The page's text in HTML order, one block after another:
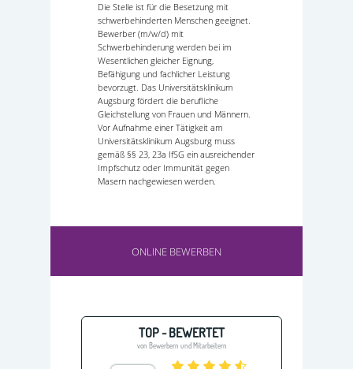
Die Stelle ist für die Besetzung mit
schwerbehinderten Menschen geeignet.
Bewerber (m/w/d) mit
Schwerbehinderung werden bei im
Wesentlichen gleicher Eignung,
Befähigung und fachlicher Leistung
bevorzugt. Das Universitätsklinikum
Augsburg fördert die berufliche
Gleichstellung von Frauen und Männern.
Vor Aufnahme einer Tätigkeit am
Universitätsklinikum Augsburg muss
gemäß §§ 23, 23a IfSG ein ausreichender
Impfschutz oder Immunität gegen
Masern nachgewiesen werden.
ONLINE BEWERBEN